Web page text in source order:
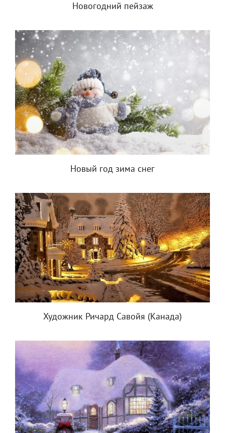
Новогодний пейзаж
Новый год зима снег
Художник Ричард Савойя (Канада)